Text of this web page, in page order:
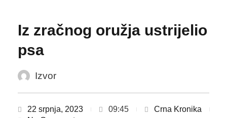
Iz zračnog oružja ustrijelio
psa
Izvor
22 srpnja, 2023 09:45
Crna Kronika